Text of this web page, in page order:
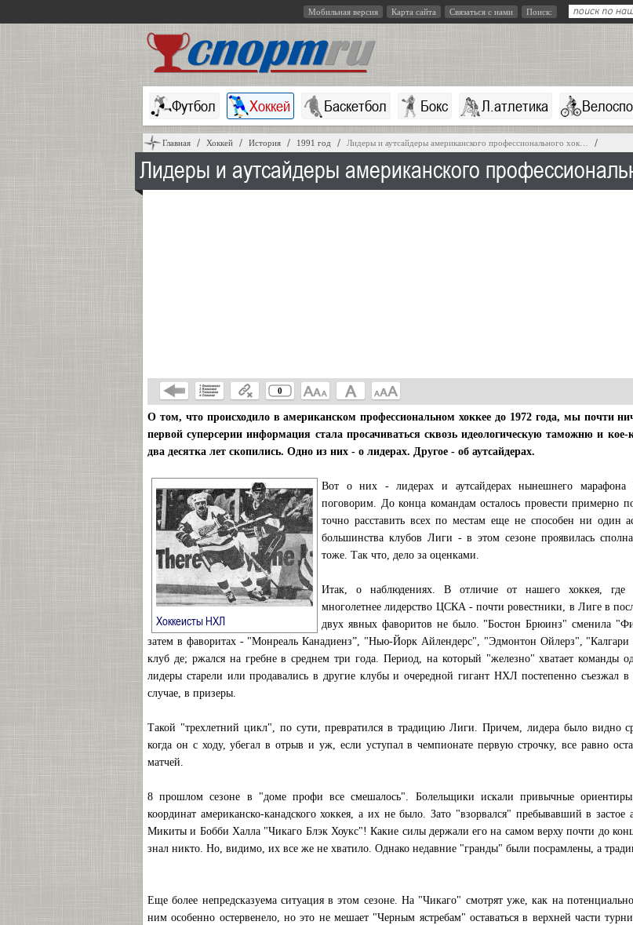
Мобильная версия Карта сайта Связаться с нами Поиск:
Футбол Хоккей Баскетбол Бокс Л.атлетика
Главная Хоккей История 1991 год Лидеры и аутсайдеры американского профессионального хок…
Лидеры и аутсайдеры американского
0
О том, что происходило в американском профессиональном хоккее до 1972 года, мы почти
первой суперсерии информация стала просачиваться сквозь идеологическую таможню и кое-
два десятка лет скопились. Одно из них - о лидерах. Другое - об аутсайдерах.
Хоккеисты НХЛ
Вот о них - лидерах и аутсайдерах нынешнего
поговорим. До конца командам осталось провести примерно
точно расставить всех по местам еще не способен ни один
большинства клубов Лиги - в этом сезоне проявилась
тоже. Так что, дело за оценками.
Итак, о наблюдениях. В отличие от нашего хоккея,
многолетнее лидерство ЦСКА - почти ровестники, в Лиге в
двух явных фаворитов не было. "Бостон Брюинз" сменила
затем в фаворитах - "Монреаль Канадиенз”, "Нью-Йорк Айлендерс", "Эдмонтон Ойлерз",
клуб де; ржался на гребне в среднем три года. Период, на который "железно" хватает команды
лидеры старели или продавались в другие клубы и очередной гигант НХЛ постепенно съезжал
случае, в призеры.
Такой "трехлетний цикл", по сути, превратился в традицию Лиги. Причем, лидера было видно
когда он с ходу, убегал в отрыв и уж, если уступал в чемпионате первую строчку, все равно
матчей.
8 прошлом сезоне в "доме профи все смешалось". Болельщики искали привычные
координат американско-канадского хоккея, а их не было. Зато "взорвался" пребывавший в застое
Микиты и Бобби Халла "Чикаго Блэк Хоукс"! Какие силы держали его на самом верху почти до
знал никто. Но, видимо, их все же не хватило. Однако недавние "гранды" были посрамлены, а
Еще более непредсказуема ситуация в этом сезоне. На "Чикаго" смотрят уже, как на
ним особенно остервенело, но это не мешает "Черным ястребам" оставаться в верхней части